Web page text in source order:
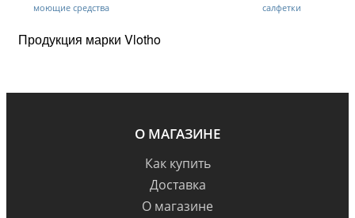
моющие средства
салфетки
Продукция марки Vlotho
О МАГАЗИНЕ
Как купить
Доставка
О магазине